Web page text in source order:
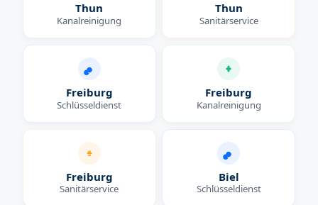
Thun
Kanalreinigung
Thun
Sanitärservice
Freiburg
Schlüsseldienst
Freiburg
Kanalreinigung
Freiburg
Sanitärservice
Biel
Schlüsseldienst